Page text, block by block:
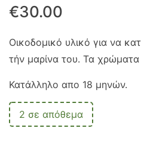
€30.00
Οικοδομικό υλικό για να
τήν μαρίνα του. Τα χρώματα
Κατάλληλο απο 18 μηνών.
2 σε απόθεμα